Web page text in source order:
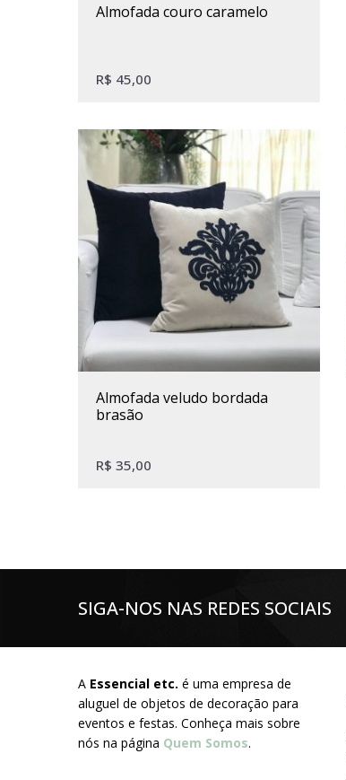
almofada couro caramelo
R$ 45,00
almofada veludo bordada
brasão
R$ 35,00
SIGA-NOS NAS REDES SOCIAIS
A Essencial etc. é uma empresa de
aluguel de objetos de decoração para
eventos e festas. Conheça mais sobre
nós na página Quem Somos.